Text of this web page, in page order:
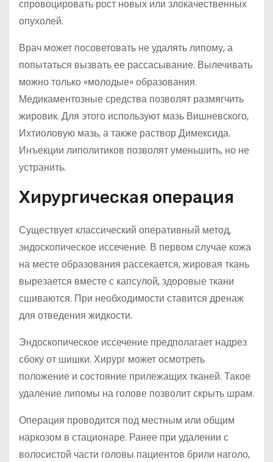
спровоцировать рост новых или злокачественных
опухолей.
Врач может посоветовать не удалять липому, а
попытаться вызвать ее рассасывание. Вылечивать
можно только «молодые» образования.
Медикаментозные средства позволят размягчить
жировик. Для этого используют мазь Вишневского,
Ихтиоловую мазь, а также раствор Димексида.
Инъекции липолитиков позволят уменьшить, но не
устранить.
Хирургическая операция
Существует классический оперативный метод,
эндоскопическое иссечение. В первом случае кожа
на месте образования рассекается, жировая ткань
вырезается вместе с капсулой, здоровые ткани
сшиваются. При необходимости ставится дренаж
для отведения жидкости.
Эндоскопическое иссечение предполагает надрез
сбоку от шишки. Хирург может осмотреть
положение и состояние прилежащих тканей. Такое
удаление липомы на голове позволит скрыть шрам.
Операция проводится под местным или общим
наркозом в стационаре. Ранее при удалении с
волосистой части головы пациентов брили наголо,